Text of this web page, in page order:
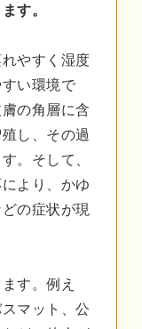
す。
やすく湿度
い環境で
の角層に含
し、その過
。そして、
より、かゆ
の症状が現
す。例え
マット、公